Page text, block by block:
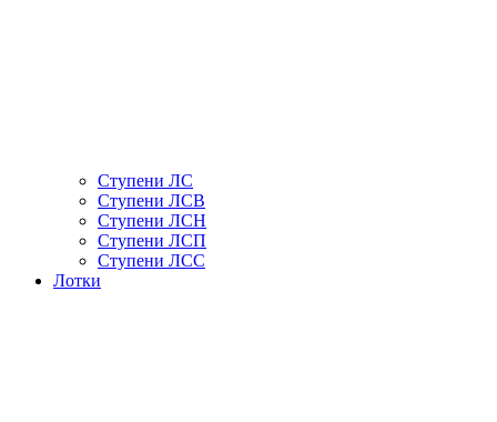
Ступени ЛС
Ступени ЛСВ
Ступени ЛСН
Ступени ЛСП
Ступени ЛСС
Лотки